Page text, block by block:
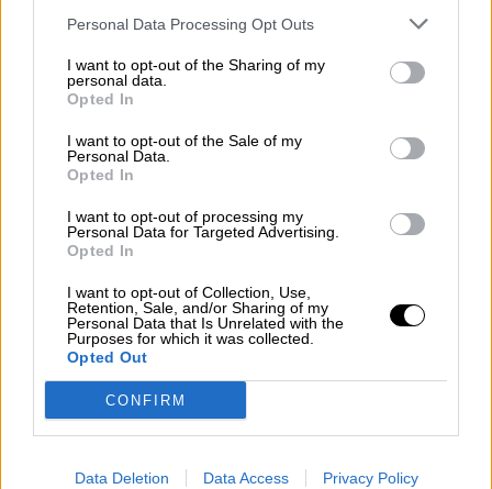
Personal Data Processing Opt Outs
I want to opt-out of the Sharing of my
personal data.
Opted In
I want to opt-out of the Sale of my
Personal Data.
Opted In
I want to opt-out of processing my
Personal Data for Targeted Advertising.
Opted In
I want to opt-out of Collection, Use,
Retention, Sale, and/or Sharing of my
Personal Data that Is Unrelated with the
Purposes for which it was collected.
Opted Out
CONFIRM
Data Deletion Data Access Privacy Policy
Getafe informa que no celebrará el
Festival Cultura Inquieta 2020
Más artículos de este autor
jueves, 21 de mayo de 2020